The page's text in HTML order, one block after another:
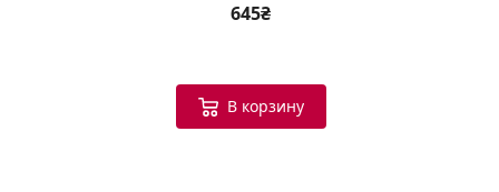
645₴
В корзину